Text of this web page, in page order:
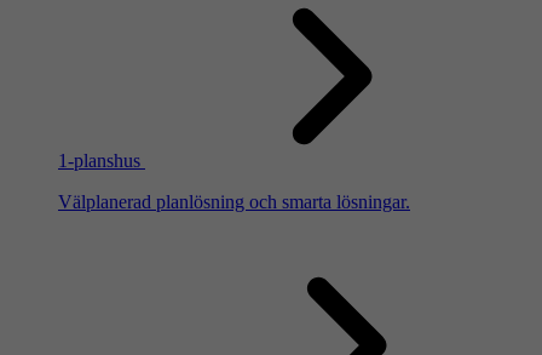
1-planshus
Välplanerad planlösning och smarta lösningar.